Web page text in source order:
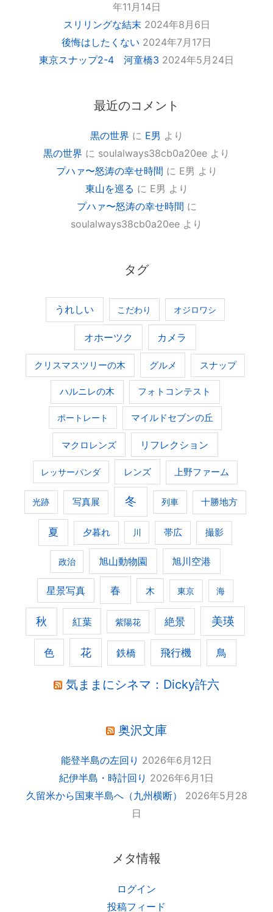
年11月14日
スリリングな結末 2024年8月6日
後悔はしたくない 2024年7月17日
東京スナップ2-4 河童橋3 2024年5月24日
最近のコメント
黒の世界 に E男 より
黒の世界 に soulalways38cb0a20ee より
プハァ〜怒涛の幸せ時間 に E男 より
東山を巡る に E男 より
プハァ〜怒涛の幸せ時間 に
soulalways38cb0a20ee より
タグ
うれしい こだわり オジロワシ
オホーツク カメラ
クリスマスツリーの木 グルメ スナップ
ハルニレの木 フォトコンテスト
ポートレート マイルドセブンの丘
マクロレンズ リフレクション
レッサーパンダ レンズ 上野ファーム
光跡 写真展 冬 列車 十勝地方
夏 夕暮れ 川 帯広 撮影
政治 旭山動物園 旭川空港
星景写真 春 木 東京 海
秋 紅葉 紫陽花 絶景 美瑛
色 花 鉄橋 飛行機 鳥
気ままにシネマ：Dicky許六
奥沢文庫
能登半島の左回り 2026年6月12日
紀伊半島・時計回り 2026年6月1日
久留米から国東半島へ（九州横断）
2026年5月28
日
メタ情報
ログイン
投稿フィード